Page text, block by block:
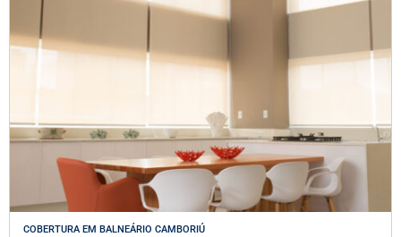
COBERTURA EM BALNEÁRIO CAMBORIÚ